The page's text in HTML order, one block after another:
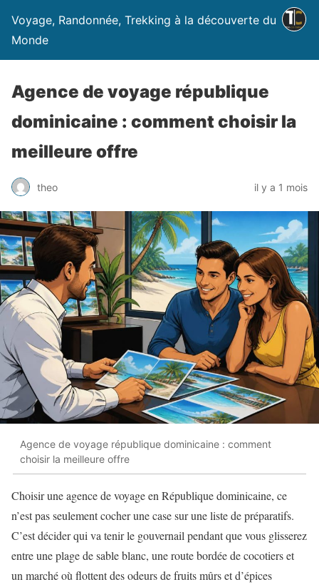
Voyage, Randonnée, Trekking à la découverte du
Monde
Agence de voyage république
dominicaine : comment choisir la
meilleure offre
theo il y a 1 mois
Agence de voyage république dominicaine : comment
choisir la meilleure offre
Choisir une agence de voyage en République dominicaine, ce
n’est pas seulement cocher une case sur une liste de préparatifs.
C’est décider qui va tenir le gouvernail pendant que vous glisserez
entre une plage de sable blanc, une route bordée de cocotiers et
un marché où flottent des odeurs de fruits mûrs et d’épices